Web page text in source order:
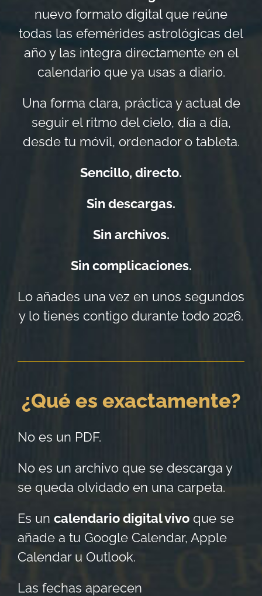
nuevo formato digital que reúne
todas las efemérides astrológicas del
año y las integra directamente en el
calendario que ya usas a diario.
Una forma clara, práctica y actual de
seguir el ritmo del cielo, día a día,
desde tu móvil, ordenador o tableta.
Sencillo, directo.
Sin descargas.
Sin archivos.
Sin complicaciones.
Lo añades una vez en unos segundos
y lo tienes contigo durante todo 2026.
¿Qué es exactamente?
No es un PDF.
No es un archivo que se descarga y
se queda olvidado en una carpeta.
Es un calendario digital vivo que se
añade a tu Google Calendar, Apple
Calendar u Outlook.
Las fechas aparecen